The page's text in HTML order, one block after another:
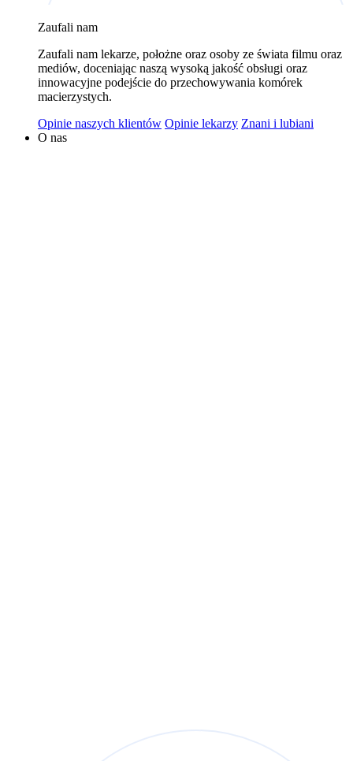
siedzibą w Warszawie. Niezależnymi administratorami
danych mogą być także nasi partnerzy. Informacje na
temat wykorzystywanych plików cookies i przetwarzania
znajduje się wPolityce Prywatności.
Zaufali nam
Zaufali nam lekarze, położne oraz osoby ze świata filmu oraz
mediów, doceniając naszą wysoką jakość obsługi oraz
innowacyjne podejście do przechowywania komórek
macierzystych.
Opinie naszych klientów Opinie lekarzy Znani i lubiani
O nas